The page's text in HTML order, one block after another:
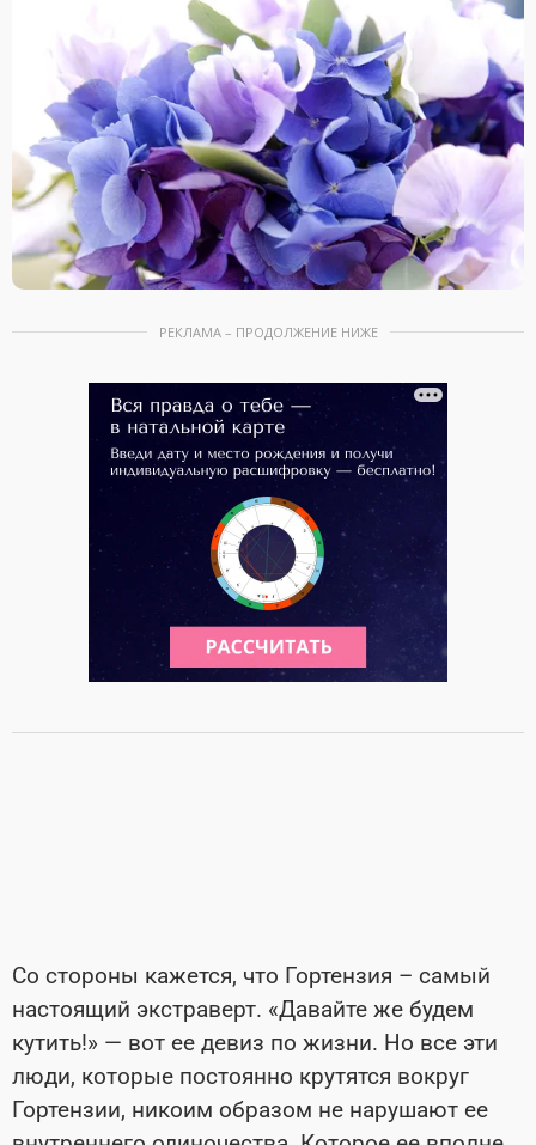
РЕКЛАМА – ПРОДОЛЖЕНИЕ НИЖЕ
Со стороны кажется, что Гортензия – самый
настоящий экстраверт. «Давайте же будем
кутить!» — вот ее девиз по жизни. Но все эти
люди, которые постоянно крутятся вокруг
Гортензии, никоим образом не нарушают ее